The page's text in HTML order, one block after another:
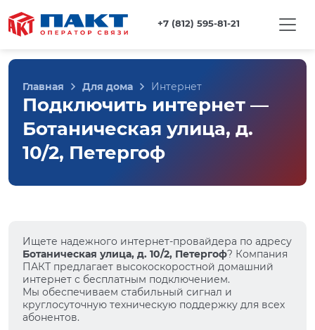
+7 (812) 595-81-21
Главная Для дома Интернет
Подключить интернет —
Ботаническая улица, д.
10/2, Петергоф
Ищете надежного интернет-провайдера по адресу
Ботаническая улица, д. 10/2, Петергоф? Компания
ПАКТ предлагает высокоскоростной домашний
интернет с бесплатным подключением.
Мы обеспечиваем стабильный сигнал и
круглосуточную техническую поддержку для всех
абонентов.